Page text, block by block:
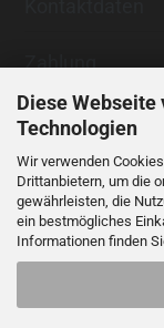
Diese Webseite
Technologien
Wir verwenden
Drittanbietern, um die
gewährleisten, die
ein bestmögliches
Informationen finden
Zahlung